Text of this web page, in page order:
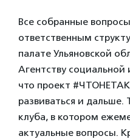
Все собранные
ответственным
палате Ульяновской
Агентству
что проект #ЧТОНЕТАК
развиваться и дальше.
клуба, в котором
актуальные вопросы.